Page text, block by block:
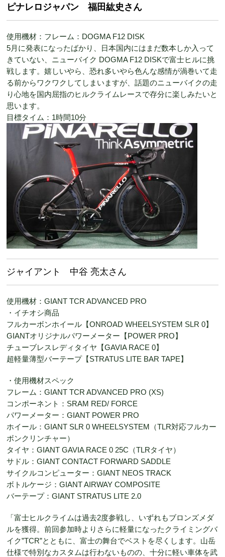
ピナレロジャパン 福田紘史さん
使用機材：フレーム：DOGMA F12 DISK
5月に発表になったばかり、日本国内にはまだ数本しか入って
きていない、ニューバイク DOGMA F12 DISKで富士ヒルに挑
戦します。嬉しいやら、恐れ多いやら色んな感情が渦巻いて走
る前からワクワクしてしまいますが、話題のニューバイクの走
り心地を国内屈指のヒルクライムレースで存分に楽しみたいと
思います。
目標タイム：1時間10分
ジャイアント 中谷 亮太さん
使用機材：GIANT TCR ADVANCED PRO
・イチオシ商品
フルカーボンホイール【ONROAD WHEELSYSTEM SLR 0】
GIANTオリジナルパワーメーター【POWER PRO】
チューブレスレディタイヤ【GAVIA RACE 0】
超軽量薄型バーテープ【STRATUS LITE BAR TAPE】
・使用機材スペック
フレーム：GIANT TCR ADVANCED PRO (XS)
コンポーネント：SRAM RED/ FORCE
パワーメーター：GIANT POWER PRO
ホイール：GIANT SLR 0 WHEELSYSTEM（TLR対応フルカー
ボンクリンチャー）
タイヤ：GIANT GAVIA RACE 0 25C（TLRタイヤ）
サドル：GIANT CONTACT FORWARD SADDLE
サイクルコンピューター：GIANT NEOS TRACK
ボトルケージ：GIANT AIRWAY COMPOSITE
バーテープ：GIANT STRATUS LITE 2.0
「富士ヒルクライムは過去2度参戦し、いずれもブロンズメダ
ルを獲得。前回参加時よりさらに軽量になったクライミングバ
イク”TCR”とともに、富士の舞台でベストを尽くします。山岳
仕様で特別なカスタムは行わないものの、十分に軽い車体を武